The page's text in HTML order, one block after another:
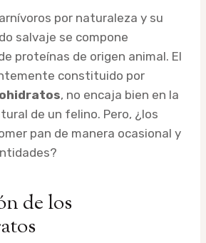
por naturaleza y su
salvaje se compone
proteínas de origen animal. El
constituido por
, no encaja bien en la
de un felino. Pero, ¿los
pan de manera ocasional y
de los